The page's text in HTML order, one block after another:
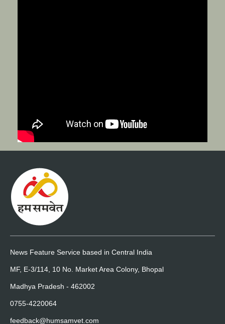
News Feature Service based in Central India
MF, E-3/114, 10 No. Market Area Colony, Bhopal
Madhya Pradesh - 462002
0755-4220064
feedback@humsamvet.com